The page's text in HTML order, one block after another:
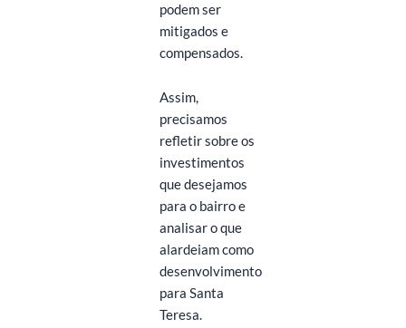
podem ser
mitigados e
compensados.
Assim,
precisamos
refletir sobre os
investimentos
que desejamos
para o bairro e
analisar o que
alardeiam como
desenvolvimento
para Santa
Teresa.